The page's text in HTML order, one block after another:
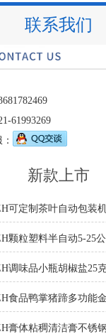
联系我们
61993269
新款上市
可定制茶叶自动包装
颗粒塑料半自动5-25
调味品小瓶胡椒盐25
食品鸭掌猪蹄多功能
膏体粘稠清洁膏不锈